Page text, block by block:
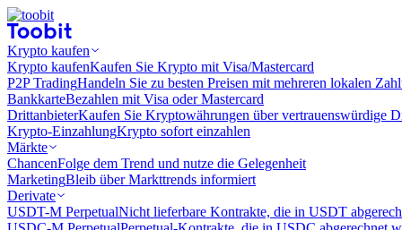
Krypto kaufen
Krypto kaufenKaufen Sie Krypto mit Visa/Mastercard
P2P TradingHandeln Sie zu besten Preisen mit mehreren lokalen
BankkarteBezahlen mit Visa oder Mastercard
DrittanbieterKaufen Sie Kryptowährungen über vertrauenswürdige
Krypto-EinzahlungKrypto sofort einzahlen
Märkte
ChancenFolge dem Trend und nutze die Gelegenheit
MarketingBleib über Markttrends informiert
Derivate
USDT-M PerpetualNicht lieferbare Kontrakte, die in USDT